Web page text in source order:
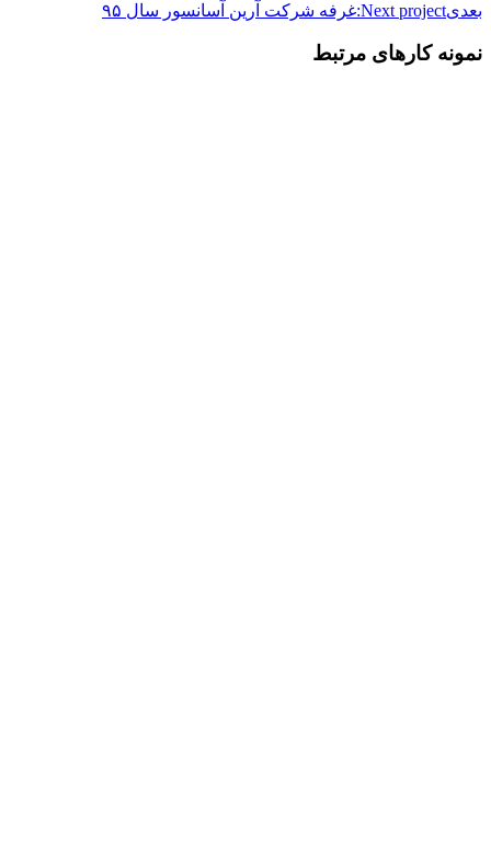
بعدیNext project: غرفه شرکت آرین آسانسور سال ۹۵
نمونه کارهای مرتبط